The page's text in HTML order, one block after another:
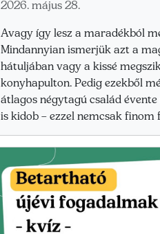
2026. május 28.
Avagy így lesz a maradékból
Mindannyian ismerjük azt a
hátuljában vagy a kissé
konyhapulton. Pedig ezekből
átlagos négytagú család
is kidob – ezzel nemcsak